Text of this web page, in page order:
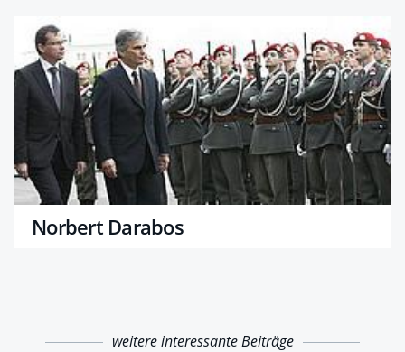
Norbert Darabos
weitere interessante Beiträge